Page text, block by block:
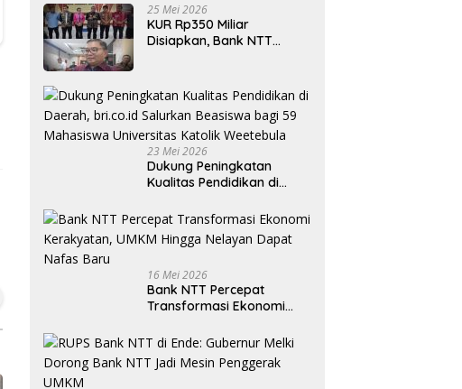
25 Mei 2026
KUR Rp350 Miliar
Disiapkan, Bank NTT
23 Mei 2026
Dukung Peningkatan
Kualitas Pendidikan di
Beasiswa bagi 59
Mahasiswa Universitas
Katolik Weetebula
16 Mei 2026
Bank NTT Percepat
Transformasi Ekonomi
Nelayan Dapat Nafas
Baru